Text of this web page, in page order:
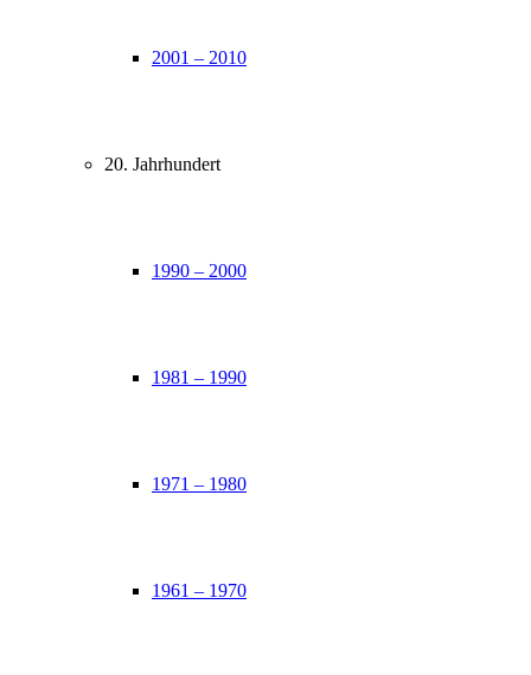
2001 – 2010
20. Jahrhundert
1990 – 2000
1981 – 1990
1971 – 1980
1961 – 1970